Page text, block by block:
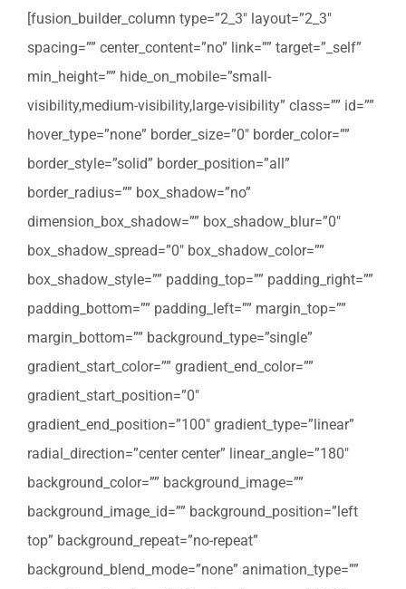
[fusion_builder_column type=”2_3″ layout=”2_3″
spacing=”” center_content=”no” link=”” target=”_self”
min_height=”” hide_on_mobile=”small-
visibility,medium-visibility,large-visibility” class=”” id=””
hover_type=”none” border_size=”0″ border_color=””
border_style=”solid” border_position=”all”
border_radius=”” box_shadow=”no”
dimension_box_shadow=”” box_shadow_blur=”0″
box_shadow_spread=”0″ box_shadow_color=””
box_shadow_style=”” padding_top=”” padding_right=””
padding_bottom=”” padding_left=”” margin_top=””
margin_bottom=”” background_type=”single”
gradient_start_color=”” gradient_end_color=””
gradient_start_position=”0″
gradient_end_position=”100″ gradient_type=”linear”
radial_direction=”center center” linear_angle=”180″
background_color=”” background_image=””
background_image_id=”” background_position=”left
top” background_repeat=”no-repeat”
background_blend_mode=”none” animation_type=””